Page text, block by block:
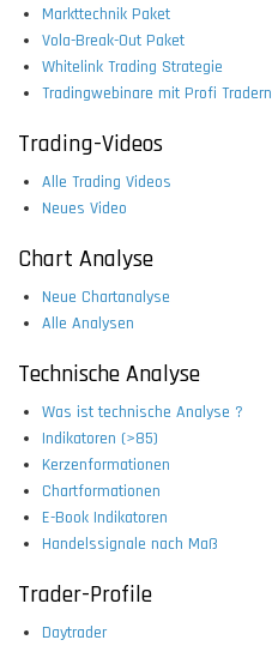
Markttechnik Paket
Vola-Break-Out Paket
Whitelink Trading Strategie
Tradingwebinare mit Profi Tradern
Trading-Videos
Alle Trading Videos
Neues Video
Chart Analyse
Neue Chartanalyse
Alle Analysen
Technische Analyse
Was ist technische Analyse ?
Indikatoren (>85)
Kerzenformationen
Chartformationen
E-Book Indikatoren
Handelssignale nach Maß
Trader-Profile
Daytrader